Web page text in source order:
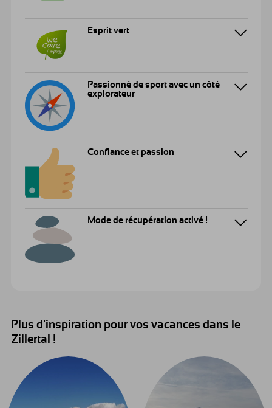
Esprit vert
Passionné de sport avec un côté
explorateur
Confiance et passion
Mode de récupération activé !
Plus d'inspiration pour vos vacances dans le
Zillertal !